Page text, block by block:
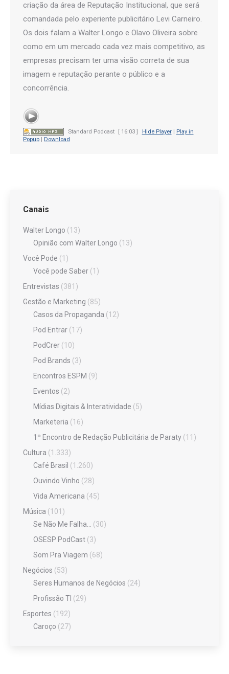
criação da área de Reputação Institucional, que será
comandada pelo experiente publicitário Levi Carneiro.
Os dois falam a Walter Longo e Olavo Oliveira sobre
como em um mercado cada vez mais competitivo, as
empresas precisam ter uma visão correta de sua
imagem e reputação perante o público e a
concorrência.
Standard Podcast [ 16:03 ] Hide Player| Play in
Popup
Download
Canais
Walter Longo (13)
Opinião com Walter Longo (13)
Você Pode (1)
Você pode Saber (1)
Entrevistas (381)
Gestão e Marketing (85)
Casos da Propaganda (12)
Pod Entrar (17)
PodCrer (10)
Pod Brands (3)
Encontros ESPM (9)
Eventos (2)
Mídias Digitais & Interatividade (5)
Marketeria (16)
1º Encontro de Redação Publicitária de Paraty (11)
Cultura (1.333)
Café Brasil (1.260)
Ouvindo Vinho (28)
Vida Americana (45)
Música (101)
Se Não Me Falha…
(30)
OSESP PodCast (3)
Som Pra Viagem (68)
Negócios (53)
Seres Humanos de Negócios (24)
Profissão TI (29)
Esportes (192)
Caroço (27)